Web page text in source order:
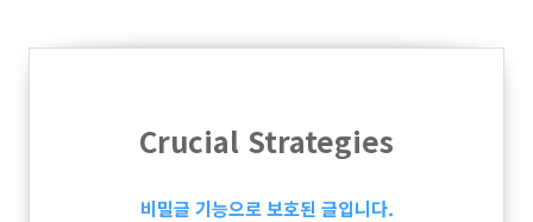
Crucial Strategies
비밀글 기능으로 보호된 글입니다.